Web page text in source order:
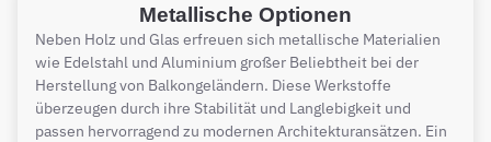
Metallische Optionen
Neben Holz und Glas erfreuen sich metallische Materialien
wie Edelstahl und Aluminium großer Beliebtheit bei der
Herstellung von Balkongeländern. Diese Werkstoffe
überzeugen durch ihre Stabilität und Langlebigkeit und
passen hervorragend zu modernen Architekturansätzen. Ein